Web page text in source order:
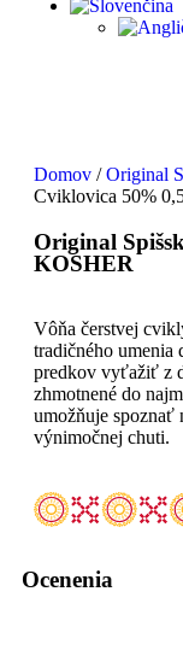
Domov /Original
Cviklovica 50%
Original
KOSHER
Vôňa čerstvej
tradičného umenia
predkov vyťažiť z
zhmotnené do
umožňuje spoznať
výnimočnej chuti.
Ocenenia